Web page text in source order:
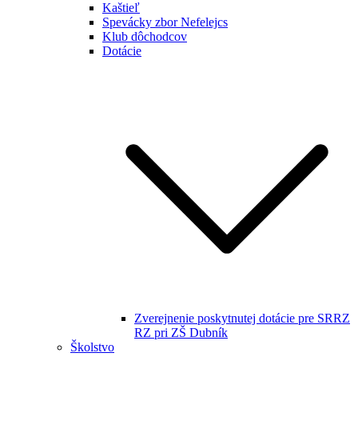
Kaštieľ
Spevácky zbor Nefelejcs
Klub dôchodcov
Dotácie
Zverejnenie poskytnutej dotácie pre SRRZ
RZ pri ZŠ Dubník
Školstvo